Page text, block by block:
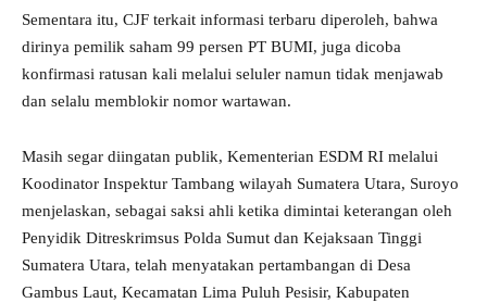
Sementara itu, CJF terkait informasi terbaru diperoleh, bahwa
dirinya pemilik saham 99 persen PT BUMI, juga dicoba
konfirmasi ratusan kali melalui seluler namun tidak menjawab
dan selalu memblokir nomor wartawan.
Masih segar diingatan publik, Kementerian ESDM RI melalui
Koodinator Inspektur Tambang wilayah Sumatera Utara, Suroyo
menjelaskan, sebagai saksi ahli ketika dimintai keterangan oleh
Penyidik Ditreskrimsus Polda Sumut dan Kejaksaan Tinggi
Sumatera Utara, telah menyatakan pertambangan di Desa
Gambus Laut, Kecamatan Lima Puluh Pesisir, Kabupaten